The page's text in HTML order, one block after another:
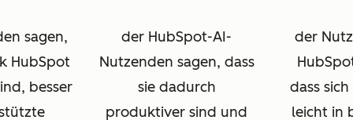
sagen,
HubSpot
besser
der HubSpot-AI-
Nutzenden sagen, dass
sie dadurch
produktiver sind und
der
dass
leicht in